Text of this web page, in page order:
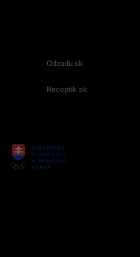
Odzadu.sk
Receptik.sk